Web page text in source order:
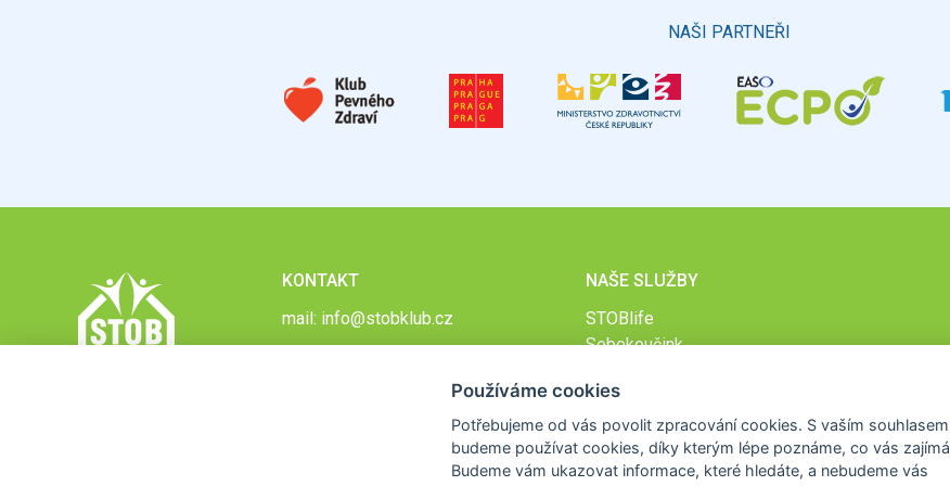
NAŠI PARTNEŘI
KONTAKT
mail: info@stobklub.cz
NAŠE SLUŽBY
STOBlife
Sebekoučink
STOB.cz
Používáme cookies
Potřebujeme od vás povolit zpracování cookies. S vaším souhlasem
budeme používat cookies, díky kterým lépe poznáme, co vás zajímá
Budeme vám ukazovat informace, které hledáte, a nebudeme vás